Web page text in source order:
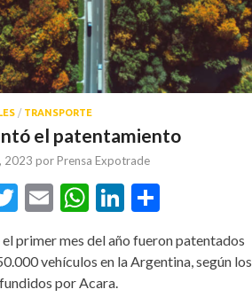
/ TRANSPORTE
el patentamiento
2023 por Prensa Expotrade
Twitter
EmailWhatsApp
LinkedIn
primer mes del año fueron patentados
vehículos en la Argentina, según los
por Acara.